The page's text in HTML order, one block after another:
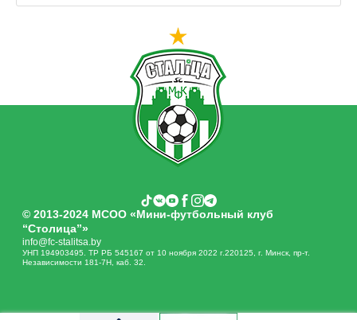
© 2013-2024 МСОО «Мини-футбольный клуб
“Столица”»
info@fc-stalitsa.by
УНП 194903495. ТР РБ 545167 от 10 ноября 2022 г.220125, г. Минск, пр-т.
Независимости 181-7Н, каб. 32.